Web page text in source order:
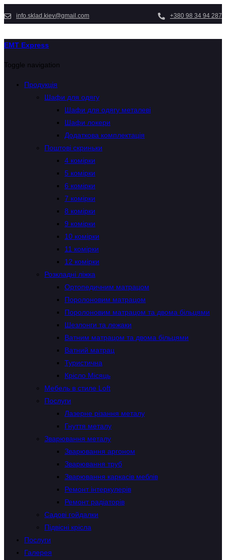
info.sklad.kiev@gmail.com +380 98 34 94 287
EMT Express
Toggle navigation
Продукція
Шафи для одягу
Шафи для одягу металеві
Шафи локери
Додаткова комплектація
Поштові скриньки
4 комірки
5 комірки
6 комірки
7 комірки
8 комірки
9 комірки
10 комірки
11 комірки
12 комірки
Розкладні ліжка
Ортопедичним матрацом
Поролоновим матрацом
Поролоновим матрацом та двома більцями
Шезлонги та лежаки
Ватним матрацом та двома більцями
Ватний матрац
Туристична
Крісло Місяць
Мебель в стиле Loft
Послуги
Лазерне різання металу
Гнуття металу
Зварювання металу
Зварювання аргоном
Зварювання труб
Зварювання каркасів меблів
Ремонт інтеркулерів
Ремонт радіаторів
Садові гойдалки
Підвісні крісла
Послуги
Галерея